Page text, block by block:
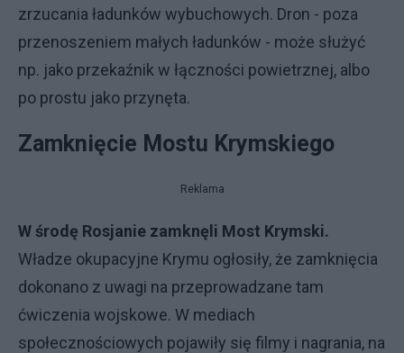
zrzucania ładunków wybuchowych. Dron - poza
przenoszeniem małych ładunków - może służyć
np. jako przekaźnik w łączności powietrznej, albo
po prostu jako przynęta.
Zamknięcie Mostu Krymskiego
Reklama
W środę Rosjanie zamknęli Most Krymski.
Władze okupacyjne Krymu ogłosiły, że zamknięcia
dokonano z uwagi na przeprowadzane tam
ćwiczenia wojskowe. W mediach
społecznościowych pojawiły się filmy i nagrania, na